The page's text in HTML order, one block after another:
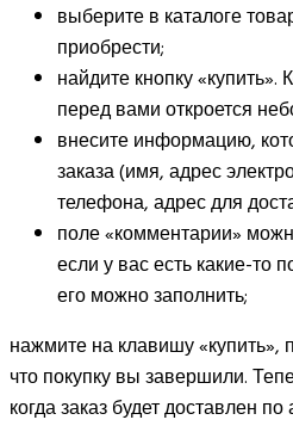
выберите в каталоге
приобрести;
найдите кнопку
перед вами откроется
внесите информацию,
заказа (имя, адрес
телефона, адрес для
поле «комментарии»
если у вас есть какие-то
его можно заполнить;
нажмите на клавишу «купить»,
что покупку вы завершили.
когда заказ будет доставлен по